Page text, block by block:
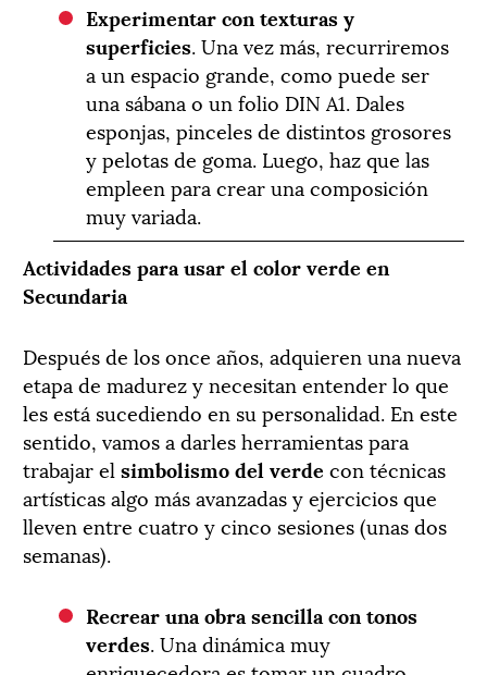
Experimentar con texturas y
superficies. Una vez más, recurriremos
a un espacio grande, como puede ser
una sábana o un folio DIN A1. Dales
esponjas, pinceles de distintos grosores
y pelotas de goma. Luego, haz que las
empleen para crear una composición
muy variada.
Actividades para usar el color verde en
Secundaria
Después de los once años, adquieren una nueva
etapa de madurez y necesitan entender lo que
les está sucediendo en su personalidad. En este
sentido, vamos a darles herramientas para
trabajar el simbolismo del verde con técnicas
artísticas algo más avanzadas y ejercicios que
lleven entre cuatro y cinco sesiones (unas dos
semanas).
Recrear una obra sencilla con tonos
verdes. Una dinámica muy